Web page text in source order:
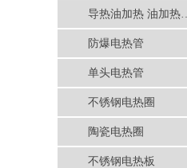
导热油加热 油加热…
防爆电热管
单头电热管
不锈钢电热圈
陶瓷电热圈
不锈钢电热板